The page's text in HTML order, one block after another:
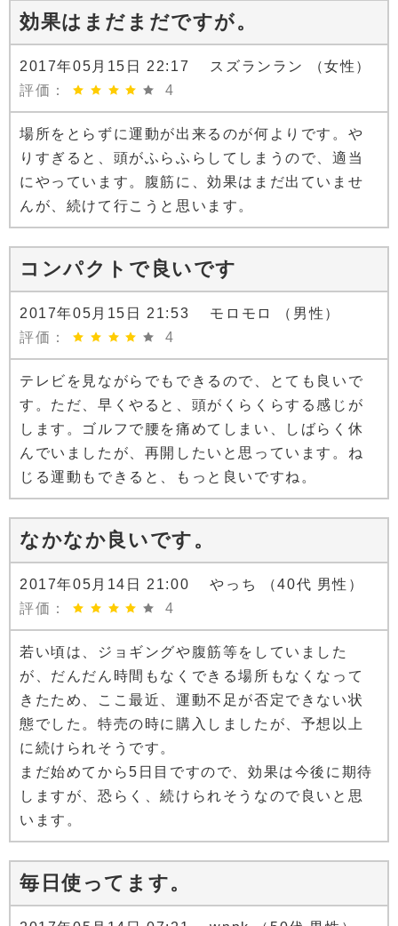
効果はまだまだですが。
2017年05月15日 22:17 スズランラン （女性）
評価：
4
場所をとらずに運動が出来るのが何よりです。や
りすぎると、頭がふらふらしてしまうので、適当
にやっています。腹筋に、効果はまだ出ていませ
んが、続けて行こうと思います。
コンパクトで良いです
2017年05月15日 21:53 モロモロ （男性）
評価：
4
テレビを見ながらでもできるので、とても良いで
す。ただ、早くやると、頭がくらくらする感じが
します。ゴルフで腰を痛めてしまい、しばらく休
んでいましたが、再開したいと思っています。ね
じる運動もできると、もっと良いですね。
なかなか良いです。
2017年05月14日 21:00 やっち （40代 男性）
評価：
4
若い頃は、ジョギングや腹筋等をしていました
が、だんだん時間もなくできる場所もなくなって
きたため、ここ最近、運動不足が否定できない状
態でした。特売の時に購入しましたが、予想以上
に続けられそうです。
まだ始めてから5日目ですので、効果は今後に期待
しますが、恐らく、続けられそうなので良いと思
います。
毎日使ってます。